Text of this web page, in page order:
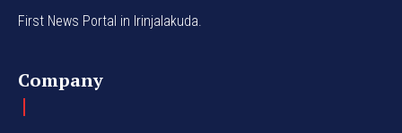
First News Portal in Irinjalakuda.
Company